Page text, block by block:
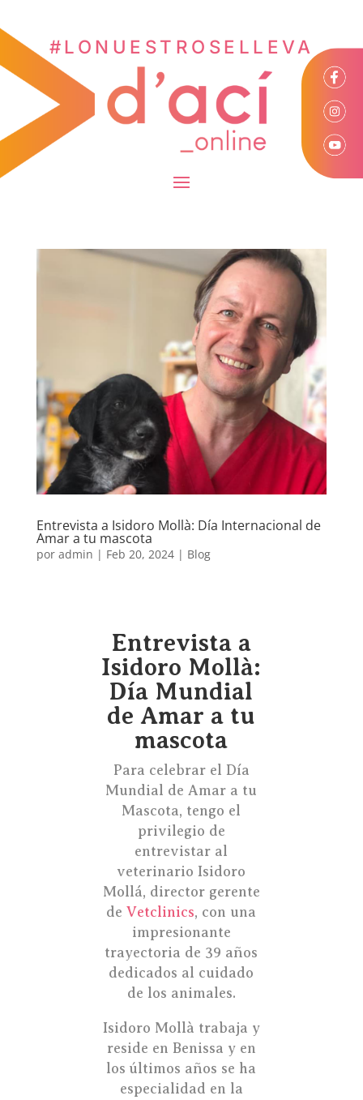
#LONUESTROSELLEVA
Entrevista a Isidoro Mollà: Día Internacional de
Amar a tu mascota
por admin | Feb 20, 2024| Blog
Entrevista a
Isidoro Mollà:
Día Mundial
de Amar a tu
mascota
Para celebrar el Día
Mundial de Amar a tu
Mascota, tengo el
privilegio de
entrevistar al
veterinario Isidoro
Mollá, director gerente
deVetclinics, con una
impresionante
trayectoria de 39 años
dedicados al cuidado
de los animales.
Isidoro Mollà trabaja y
reside en Benissa y en
los últimos años se ha
especialidad en la